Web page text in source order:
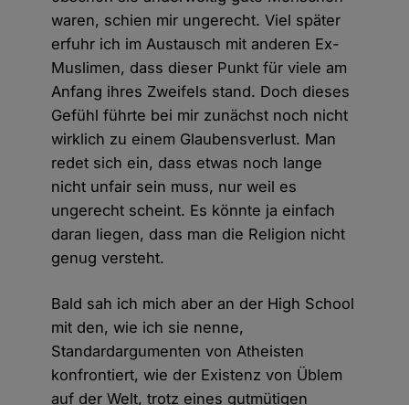
waren, schien mir ungerecht. Viel später
erfuhr ich im Austausch mit anderen Ex-
Muslimen, dass dieser Punkt für viele am
Anfang ihres Zweifels stand. Doch dieses
Gefühl führte bei mir zunächst noch nicht
wirklich zu einem Glaubensverlust. Man
redet sich ein, dass etwas noch lange
nicht unfair sein muss, nur weil es
ungerecht scheint. Es könnte ja einfach
daran liegen, dass man die Religion nicht
genug versteht.
Bald sah ich mich aber an der High School
mit den, wie ich sie nenne,
Standardargumenten von Atheisten
konfrontiert, wie der Existenz von Üblem
auf der Welt, trotz eines gutmütigen